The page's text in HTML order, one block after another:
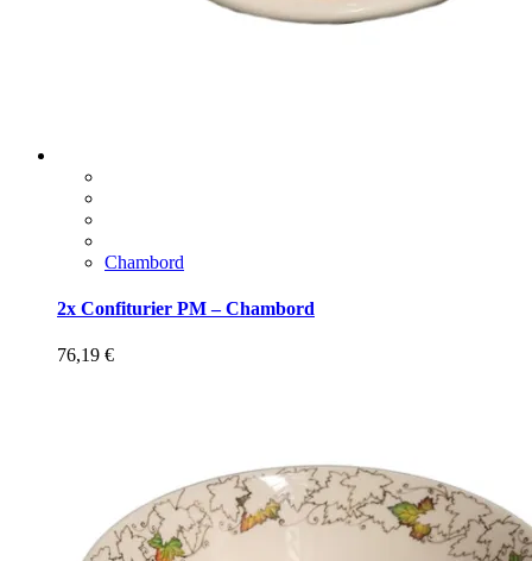
Chambord
2x Confiturier PM – Chambord
76,19 €